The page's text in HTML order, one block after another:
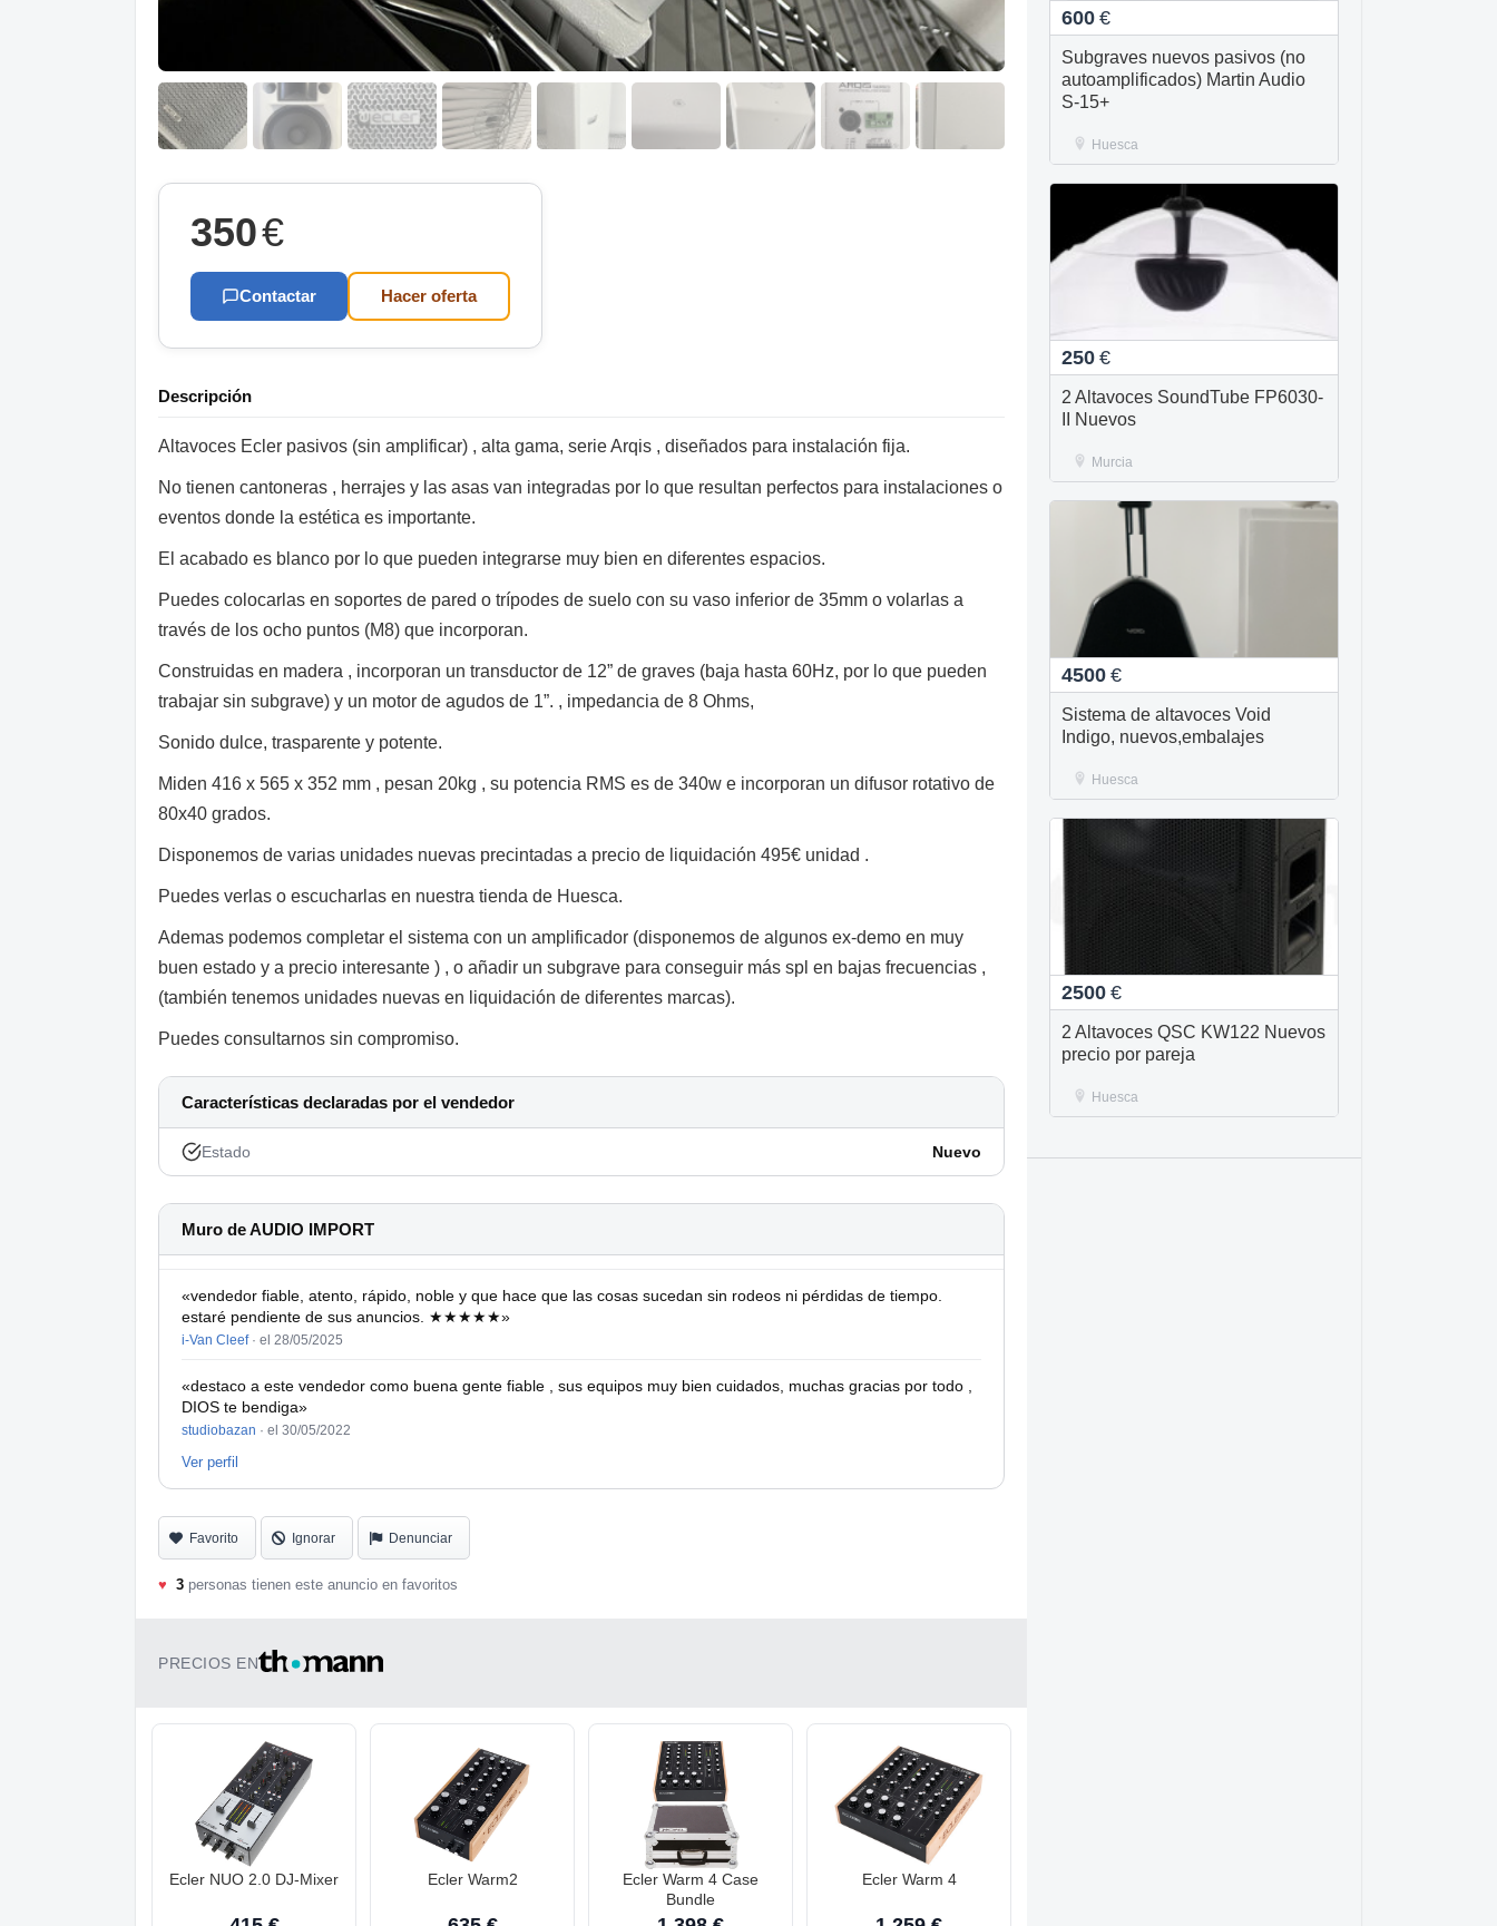
350€
Contactar Hacer oferta
Descripción
Altavoces Ecler pasivos (sin amplificar) , alta gama, serie Arqis , diseñados para instalación fija.
No tienen cantoneras , herrajes y las asas van integradas por lo que resultan perfectos para instalaciones o
eventos donde la estética es importante.
El acabado es blanco por lo que pueden integrarse muy bien en diferentes espacios.
Puedes colocarlas en soportes de pared o trípodes de suelo con su vaso inferior de 35mm o volarlas a
través de los ocho puntos (M8) que incorporan.
Construidas en madera , incorporan un transductor de 12” de graves (baja hasta 60Hz, por lo que pueden
trabajar sin subgrave) y un motor de agudos de 1”. , impedancia de 8 Ohms,
Sonido dulce, trasparente y potente.
Miden 416 x 565 x 352 mm , pesan 20kg , su potencia RMS es de 340w e incorporan un difusor rotativo de
80x40 grados.
Disponemos de varias unidades nuevas precintadas a precio de liquidación 495€ unidad .
Puedes verlas o escucharlas en nuestra tienda de Huesca.
Ademas podemos completar el sistema con un amplificador (disponemos de algunos ex-demo en muy
buen estado y a precio interesante ) , o añadir un subgrave para conseguir más spl en bajas frecuencias ,
(también tenemos unidades nuevas en liquidación de diferentes marcas).
Puedes consultarnos sin compromiso.
Características declaradas por el vendedor
Estado Nuevo
Muro de AUDIO IMPORT
«vendedor fiable, atento, rápido, noble y que hace que las cosas sucedan sin rodeos ni pérdidas de tiempo.
estaré pendiente de sus anuncios. ★★★★★»
i-Van Cleef· el 28/05/2025
«destaco a este vendedor como buena gente fiable , sus equipos muy bien cuidados, muchas gracias por todo ,
DIOS te bendiga»
studiobazan · el 30/05/2022
Ver perfil
Favorito Ignorar Denunciar
♥ 3 personas tienen este anuncio en favoritos
PRECIOS EN
Ecler NUO 2.0 DJ-Mixer Ecler Warm2
Ecler Warm 4 Case
Bundle
Ecler Warm 4
600 €
Subgraves nuevos pasivos (no
autoamplificados) Martin Audio
S-15+
Huesca
250 €
2 Altavoces SoundTube FP6030-
II Nuevos
Murcia
4500 €
Sistema de altavoces Void
Indigo, nuevos,embalajes
Huesca
2500 €
2 Altavoces QSC KW122 Nuevos
precio por pareja
Huesca